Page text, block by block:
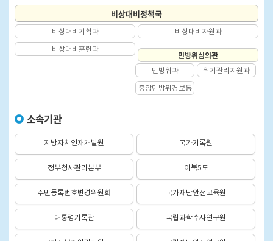
비상대비정책국
비상대비기획과 비상대비자원과
비상대비훈련과
민방위심의관
민방위과 위기관리지원과
중앙민방위경보통
소속기관
지방자치인재개발원 국가기록원
정부청사관리본부 이북5도
주민등록번호변경위원회 국가재난안전교육원
대통령기록관 국립과학수사연구원